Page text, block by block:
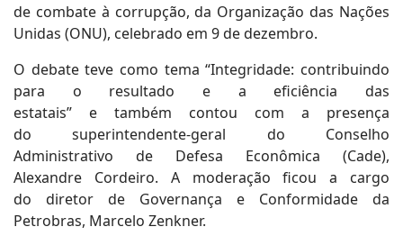
de combate à corrupção, da Organização das Nações
Unidas (ONU), celebrado em 9 de dezembro.
O debate teve como tema “Integridade: contribuindo
para o resultado e a eficiência das
estatais” e também contou com a presença
do superintendente-geral do Conselho
Administrativo de Defesa Econômica (Cade),
Alexandre Cordeiro. A moderação ficou a cargo
do diretor de Governança e Conformidade da
Petrobras, Marcelo Zenkner.